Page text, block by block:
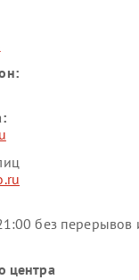
без перерывов
центра